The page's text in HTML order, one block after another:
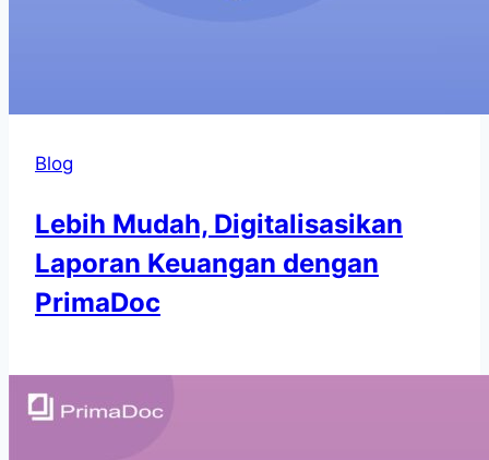
Blog
Lebih Mudah, Digitalisasikan
Laporan Keuangan dengan
PrimaDoc